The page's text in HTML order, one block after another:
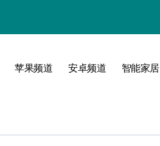
苹果频道 安卓频道 智能家居